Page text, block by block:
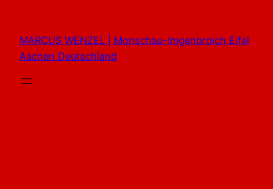
springen
MARCUS WENZEL | Monschau-Imgenbroich Eifel
Aachen Deutschland